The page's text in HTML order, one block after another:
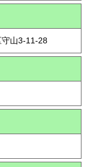
山3-11-28